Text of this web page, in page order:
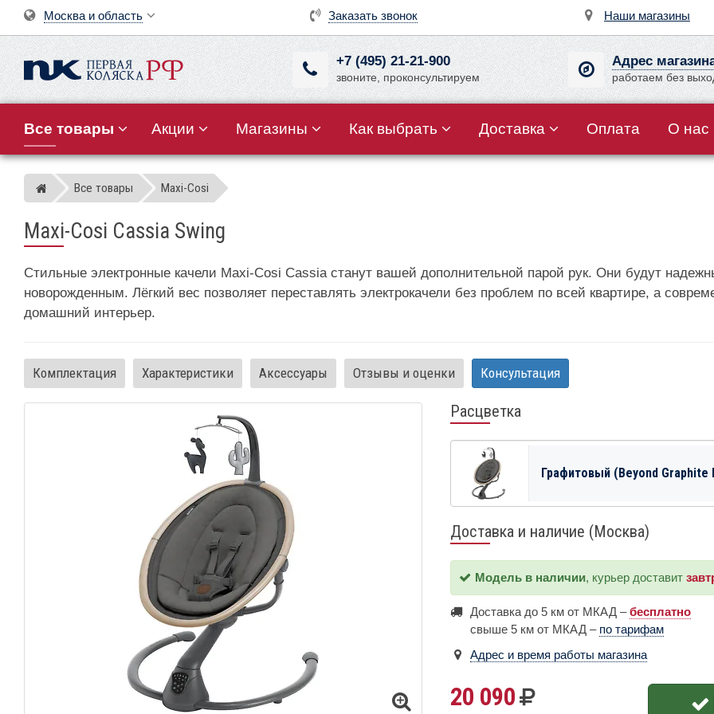
Заказать звонок Наши магазины
Москва и область
+7 (495) 21-21-900
звоните, проконсультируем
Адрес
работаем без
Все товары Акции Магазины Как выбрать Доставка Оплата О нас
Магазин детских колясок
Все товары Maxi-Cosi
Maxi-Cosi Cassia Swing
Стильные электронные качели Maxi-Cosi Cassia станут вашей дополнительной парой рук. Они будут
новорожденным. Лёгкий вес позволяет переставлять электрокачели без проблем по всей квартире, а
домашний интерьер.
Комплектация Характеристики Аксессуары Отзывы и оценки Консультация
Расцветка
Графитовый (Beyond Graphite
Доставка и наличие (Москва)
Модель в наличии, курьер доставит
Доставка до 5 км от МКАД –бесплатно
свыше 5 км от МКАД – по тарифам
Адрес и время работы магазина
20 090